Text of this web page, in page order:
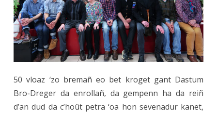
à
50 vloaz ‘zo bremañ eo bet kroget gant Dastum
Bro-Dreger da enrollañ, da gempenn ha da reiñ
d’an dud da c’hoût petra ‘oa hon sevenadur kanet,